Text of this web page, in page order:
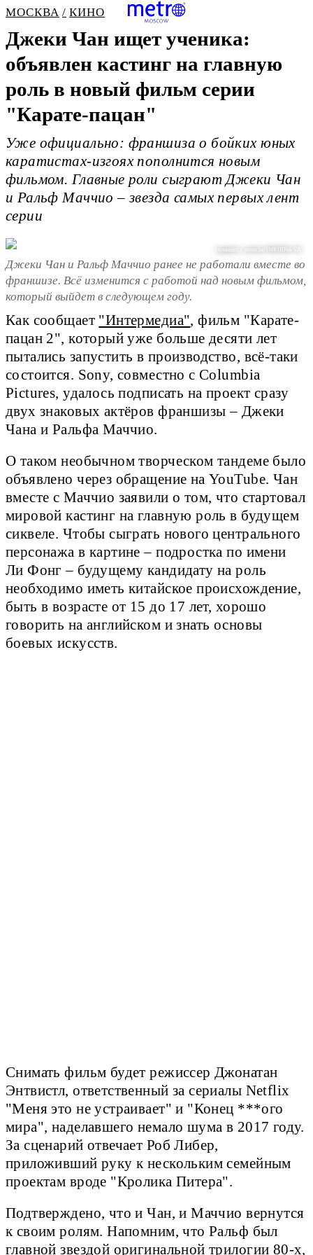
МОСКВА КИНО
Джеки Чан ищет ученика:
объявлен кастинг на главную
роль в новый фильм серии
"Карате-пацан"
Уже официально: франшиза о бойких юных
каратистах-изгоях пополнится новым
фильмом. Главные роли сыграют Джеки Чан
и Ральф Маччио – звезда самых первых лент
серии
скриншот с youtu.be/1MR1HPas-VA
Джеки Чан и Ральф Маччио ранее не работали вместе во
франшизе. Всё изменится с работой над новым фильмом,
который выйдет в следующем году.
Как сообщает "Интермедиа", фильм "Карате-
пацан 2", который уже больше десяти лет
пытались запустить в производство, всё-таки
состоится. Sony, совместно с Columbia
Pictures, удалось подписать на проект сразу
двух знаковых актёров франшизы – Джеки
Чана и Ральфа Маччио.
О таком необычном творческом тандеме было
объявлено через обращение на YouTube. Чан
вместе с Маччио заявили о том, что стартовал
мировой кастинг на главную роль в будущем
сиквеле. Чтобы сыграть нового центрального
персонажа в картине – подростка по имени
Ли Фонг – будущему кандидату на роль
необходимо иметь китайское происхождение,
быть в возрасте от 15 до 17 лет, хорошо
говорить на английском и знать основы
боевых искусств.
Снимать фильм будет режиссер Джонатан
Энтвистл, ответственный за сериалы Netflix
"Меня это не устраивает" и "Конец ***ого
мира", наделавшего немало шума в 2017 году.
За сценарий отвечает Роб Либер,
приложивший руку к нескольким семейным
проектам вроде "Кролика Питера".
Подтверждено, что и Чан, и Маччио вернутся
к своим ролям. Напомним, что Ральф был
главной звездой оригинальной трилогии 80-х,